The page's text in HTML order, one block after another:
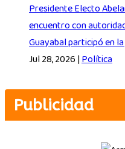
Presidente Electo
encuentro con
Guayabal participó en
Jul 28, 2026|Política
Publicidad